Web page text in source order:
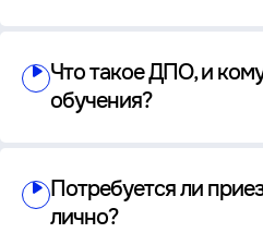
Что такое ДПО, и
обучения?
Потребуется ли
лично?